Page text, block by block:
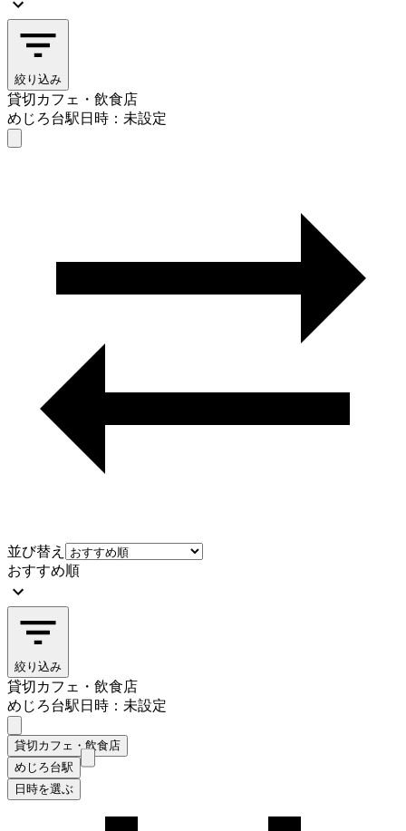
絞り込み
貸切カフェ・飲食店
めじろ台駅日時：未設定
並び替え
おすすめ順
絞り込み
貸切カフェ・飲食店
めじろ台駅日時：未設定
貸切カフェ・飲食店
めじろ台駅
日時を選ぶ